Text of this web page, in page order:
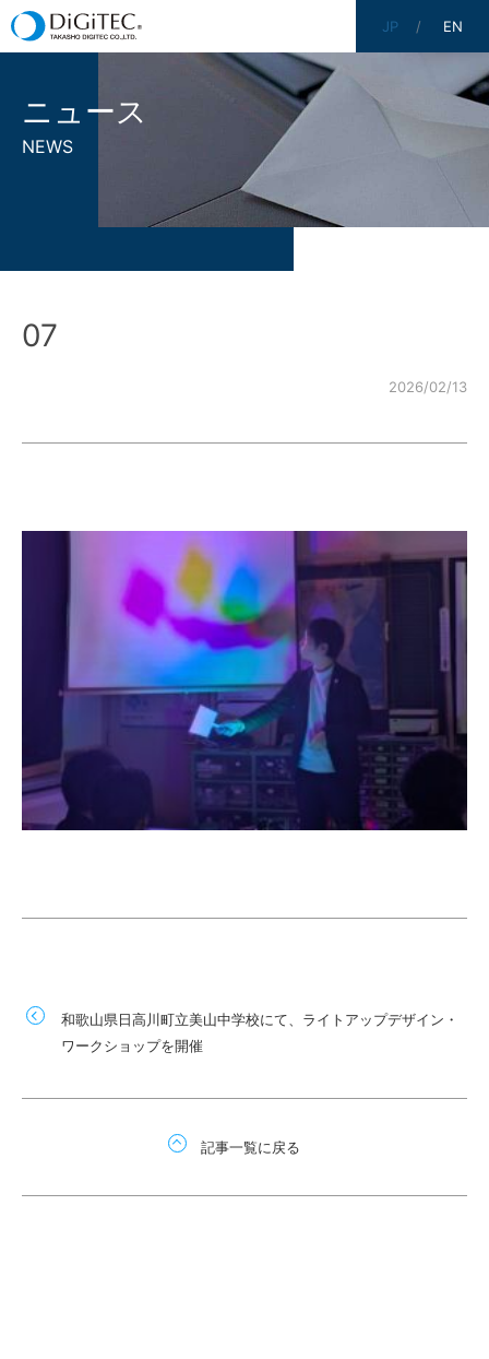
JP EN
ニュース
NEWS
07
2026/02/13
和歌山県日高川町立美山中学校にて、ライトアップデザイン・
ワークショップを開催
記事一覧に戻る